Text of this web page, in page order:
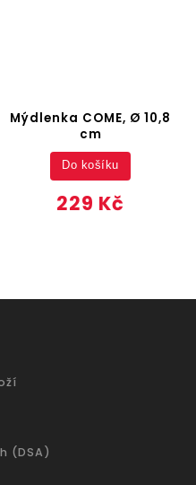
Mýdlenka COME, Ø 10,8
cm
229 Kč
Do košíku
(DSA)